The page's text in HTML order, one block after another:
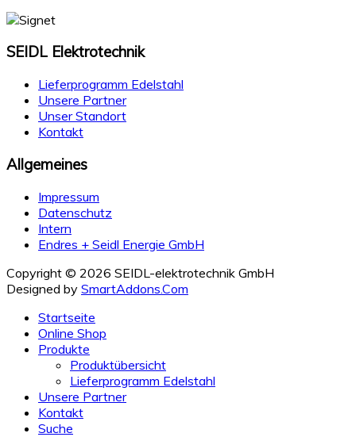
SEIDL Elektrotechnik
Lieferprogramm Edelstahl
Unsere Partner
Unser Standort
Kontakt
Allgemeines
Impressum
Datenschutz
Intern
Endres + Seidl Energie GmbH
Copyright © 2026 SEIDL-elektrotechnik GmbH
Designed by SmartAddons.Com
Startseite
Online Shop
Produkte
Produktübersicht
Lieferprogramm Edelstahl
Unsere Partner
Kontakt
Suche